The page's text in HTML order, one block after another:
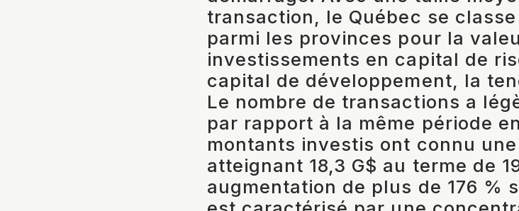
transaction, le Québec se
parmi les provinces pour la
investissements en capital de
capital de développement, la
Le nombre de transactions a
par rapport à la même période
montants investis ont connu
atteignant 18,3 G$ au terme de
augmentation de plus de 176 %